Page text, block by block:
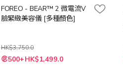
FOREO - BEAR™ 2 微電流V
臉緊緻美容儀 [多種顏色]
HK$3,750.0
500+HK$1,499.0